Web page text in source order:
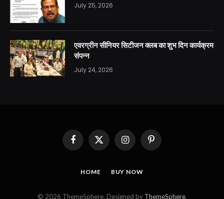
July 25, 2026
एवरग्रीन सीनियर सिटीजन क्लब का शुभ दिन कार्यक्रम
संपन्न
July 24, 2026
FacebookX
(Twitter)
InstagramPinterest
HOME BUY NOW
© 2026 ThemeSphere. Designed by ThemeSphere.